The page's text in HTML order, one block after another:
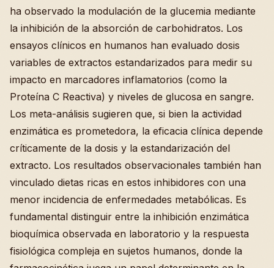
ha observado la modulación de la glucemia mediante
la inhibición de la absorción de carbohidratos. Los
ensayos clínicos en humanos han evaluado dosis
variables de extractos estandarizados para medir su
impacto en marcadores inflamatorios (como la
Proteína C Reactiva) y niveles de glucosa en sangre.
Los meta-análisis sugieren que, si bien la actividad
enzimática es prometedora, la eficacia clínica depende
críticamente de la dosis y la estandarización del
extracto. Los resultados observacionales también han
vinculado dietas ricas en estos inhibidores con una
menor incidencia de enfermedades metabólicas. Es
fundamental distinguir entre la inhibición enzimática
bioquímica observada en laboratorio y la respuesta
fisiológica compleja en sujetos humanos, donde la